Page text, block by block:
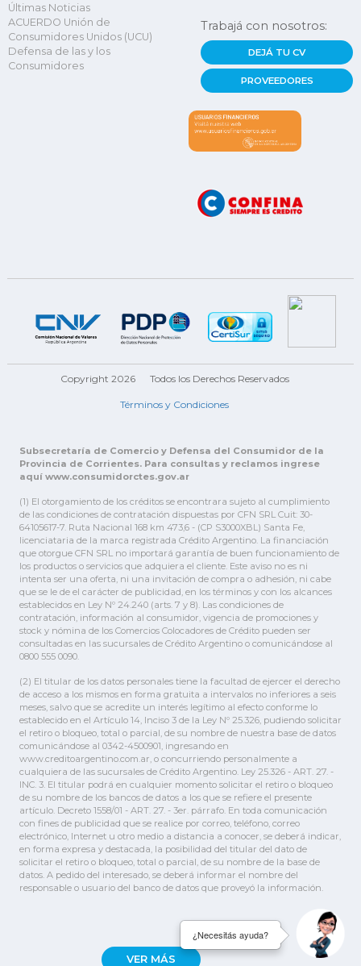
Últimas Noticias
ACUERDO Unión de
Consumidores Unidos (UCU)
Defensa de las y los
Consumidores
Trabajá con nosotros:
DEJÁ TU CV
PROVEEDORES
Copyright 2026 Todos los Derechos Reservados
Términos y Condiciones
Subsecretaría de Comercio y Defensa del Consumidor de la
Provincia de Corrientes. Para consultas y reclamos ingrese
aquí www.consumidorctes.gov.ar
(1) El otorgamiento de los créditos se encontrara sujeto al cumplimiento
de las condiciones de contratación dispuestas por CFN SRL Cuit: 30-
64105617-7. Ruta Nacional 168 km 473,6 - (CP S3000XBL) Santa Fe,
licenciataria de la marca registrada Crédito Argentino. La financiación
que otorgue CFN SRL no importará garantía de buen funcionamiento de
los productos o servicios que adquiera el cliente. Este aviso no es ni
intenta ser una oferta, ni una invitación de compra o adhesión, ni cabe
que se le de el carácter de publicidad, en los términos y con los alcances
establecidos en Ley Nº 24.240 (arts. 7 y 8). Las condiciones de
contratación, información al consumidor, vigencia de promociones y
stock y nómina de los Comercios Colocadores de Crédito pueden ser
consultadas en las sucursales de Crédito Argentino o comunicándose al
0800 555 0090.
(2) El titular de los datos personales tiene la facultad de ejercer el derecho
de acceso a los mismos en forma gratuita a intervalos no inferiores a seis
meses, salvo que se acredite un interés legítimo al efecto conforme lo
establecido en el Artículo 14, Inciso 3 de la Ley Nº 25.326, pudiendo solicitar
el retiro o bloqueo, total o parcial, de su nombre de nuestra base de datos
comunicándose al 0342-4500901, ingresando en
www.creditoargentino.com.ar, o concurriendo personalmente a
cualquiera de las sucursales de Crédito Argentino. Ley 25.326 - ART. 27. -
INC. 3. El titular podrá en cualquier momento solicitar el retiro o bloqueo
de su nombre de los bancos de datos a los que se refiere el presente
artículo. Decreto 1558/01 - ART. 27. - 3er. párrafo. En toda comunicación
con fines de publicidad que se realice por correo, teléfono, correo
electrónico, Internet u otro medio a distancia a conocer, se deberá indicar,
en forma expresa y destacada, la posibilidad del titular del dato de
solicitar el retiro o bloqueo, total o parcial, de su nombre de la base de
datos. A pedido del interesado, se deberá informar el nombre del
responsable o usuario del banco de datos que proveyó la información.
VER MÁS
¿Necesitás ayuda?